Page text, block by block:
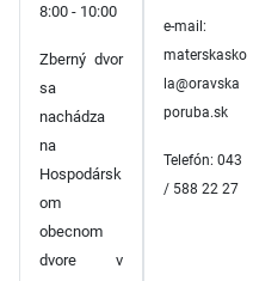
8:00 - 10:00
Zberný dvor
sa
nachádza
na
Hospodársk
om
obecnom
dvore v
e-mail:
materskasko
la@oravska
poruba.sk
Telefón: 043
/ 588 22 27